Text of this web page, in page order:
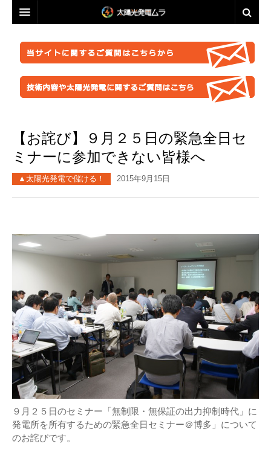
事業計画を立ててみましょう！
●グリーン投資減税
●再エネ法について
●太陽光発電のリスク・デメリット
●これからの太陽光発電
●運用ノウハウ
●施工会社
●パワコン
●雑草対策
●保険
●架台
●フェンス
●メンテナンス
●土地探し
セミナー動画販売
●体験会
ソーラーシェアリングとは
脱原発・太陽光推進に興味のある方へ
●お金が無くても太陽光推進！
業者選定に困ったら
パネル
架台販売
フェンス
業務委託
分譲紹介・販売
ABOUT US
お問い合わせ総合窓口
特定商取引法に基づく表記
FACEBOOKページ
FACEBOOKグループ
はじめての方へ
このサイトの使い方
太陽光発電ムラの目指すこと
太陽光発電ムラ・ポータルへ
【お詫び】９月２５日の緊急全日セ
ミナーに参加できない皆様へ
▲太陽光発電で儲ける！ 2015年9月15日
９月２５日のセミナー「無制限・無保証の出力抑制時代」に
発電所を所有するための緊急全日セミナー＠博多」について
のお詫びです。